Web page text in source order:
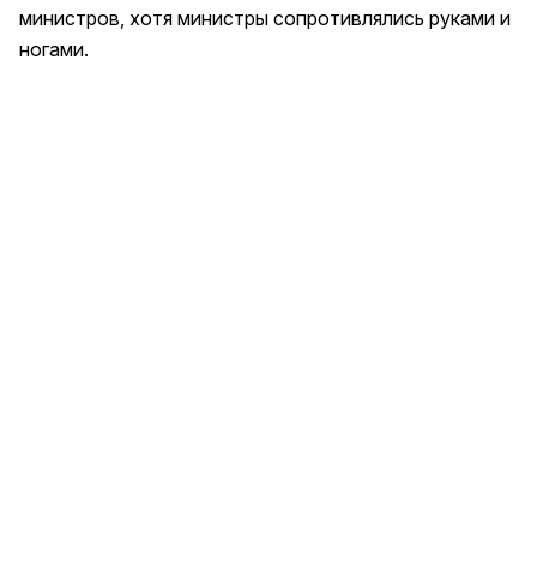
министров, хотя министры сопротивлялись руками и
ногами.